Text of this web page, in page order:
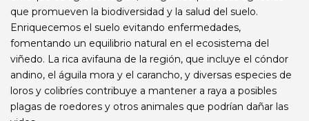
que promueven la biodiversidad y la salud del suelo.
Enriquecemos el suelo evitando enfermedades,
fomentando un equilibrio natural en el ecosistema del
viñedo. La rica avifauna de la región, que incluye el cóndor
andino, el águila mora y el carancho, y diversas especies de
loros y colibríes contribuye a mantener a raya a posibles
plagas de roedores y otros animales que podrían dañar las